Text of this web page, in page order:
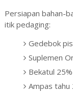
Persiapan bahan-
itik pedaging:
Gedebok
Suplemen
Bekatul 25%
Ampas tahu